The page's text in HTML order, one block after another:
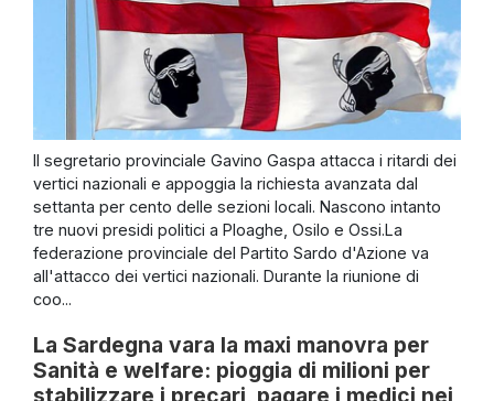
Il segretario provinciale Gavino Gaspa attacca i ritardi dei
vertici nazionali e appoggia la richiesta avanzata dal
settanta per cento delle sezioni locali. Nascono intanto
tre nuovi presidi politici a Ploaghe, Osilo e Ossi.La
federazione provinciale del Partito Sardo d'Azione va
all'attacco dei vertici nazionali. Durante la riunione di
coo...
La Sardegna vara la maxi manovra per
Sanità e welfare: pioggia di milioni per